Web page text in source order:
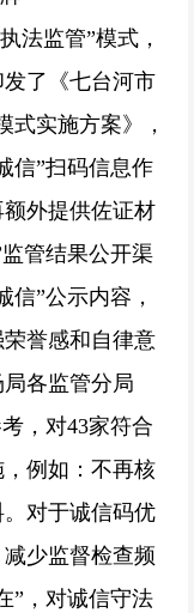
法监管”模式，
了《七台河市
式实施方案》，
信”扫码信息作
外提供佐证材
管结果公开渠
信”公示内容，
誉感和自律意
各监管分局
，对43家符合
例如：不再核
对于诚信码优
少监督检查频
”，对诚信守法